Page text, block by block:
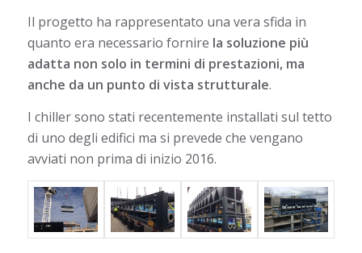
Il progetto ha rappresentato una vera sfida in
quanto era necessario fornire la soluzione più
adatta non solo in termini di prestazioni, ma
anche da un punto di vista strutturale.
I chiller sono stati recentemente installati sul tetto
di uno degli edifici ma si prevede che vengano
avviati non prima di inizio 2016.